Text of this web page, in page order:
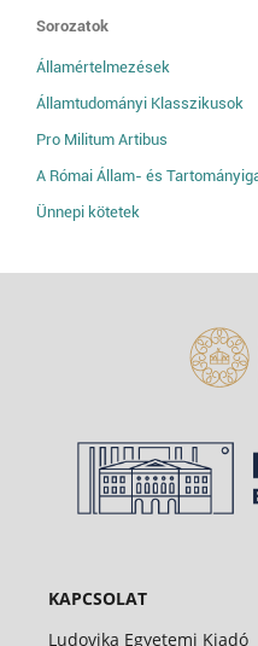
Sorozatok
Államértelmezések
Államtudományi Klasszikusok
Pro Militum Artibus
A Római Állam- és
Ünnepi kötetek
KAPCSOLAT
Ludovika Egyetemi Kiadó